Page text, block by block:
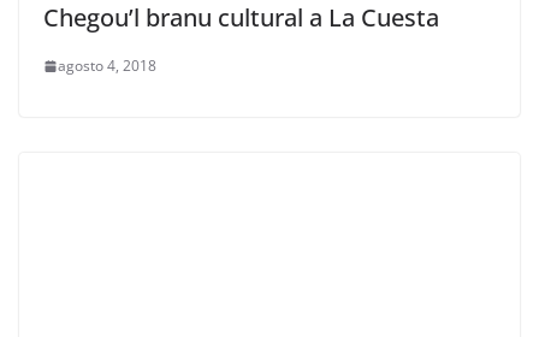
Chegou’l branu cultural a La Cuesta
agosto 4, 2018